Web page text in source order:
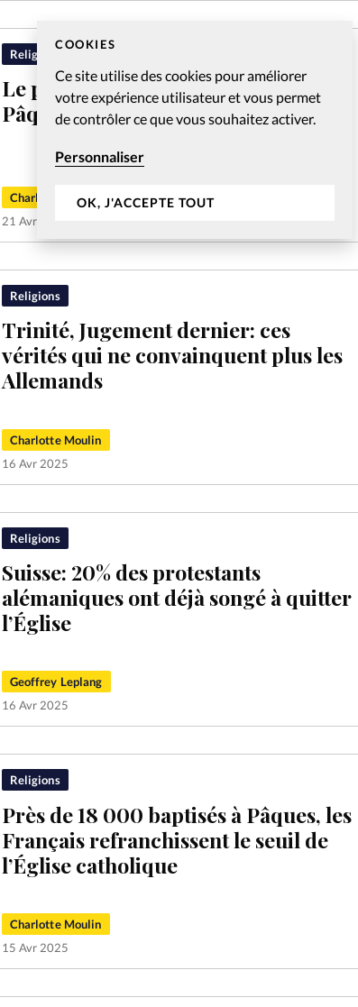
COOKIES
Ce site utilise des cookies pour améliorer
votre expérience utilisateur et vous permet
de contrôler ce que vous souhaitez activer.
Personnaliser
OK, J'ACCEPTE TOUT
Religions
Le pape François décède le lundi de
Pâques
Charlotte Moulin
21 Avr 2025
Religions
Trinité, Jugement dernier: ces
vérités qui ne convainquent plus les
Allemands
Charlotte Moulin
16 Avr 2025
Religions
Suisse: 20% des protestants
alémaniques ont déjà songé à quitter
l’Église
Geoffrey Leplang
16 Avr 2025
Religions
Près de 18 000 baptisés à Pâques, les
Français refranchissent le seuil de
l’Église catholique
Charlotte Moulin
15 Avr 2025